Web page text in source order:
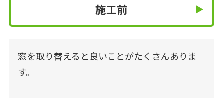
施工前
窓を取り替えると良いことがたくさんありま
す。